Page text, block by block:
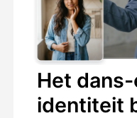
Het
identiteit